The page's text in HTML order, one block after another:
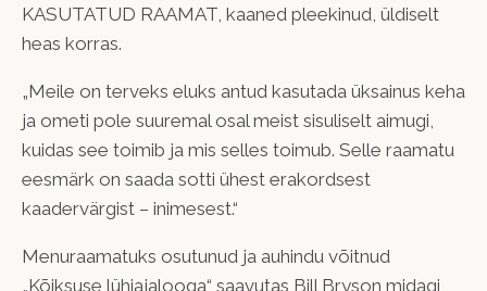
KASUTATUD RAAMAT, kaaned pleekinud, üldiselt
heas korras.
„Meile on terveks eluks antud kasutada üksainus keha
ja ometi pole suuremal osal meist sisuliselt aimugi,
kuidas see toimib ja mis selles toimub. Selle raamatu
eesmärk on saada sotti ühest erakordsest
kaadervärgist – inimesest.“
Menuraamatuks osutunud ja auhindu võitnud
„Kõiksuse lühiajalooga“ saavutas Bill Bryson midagi